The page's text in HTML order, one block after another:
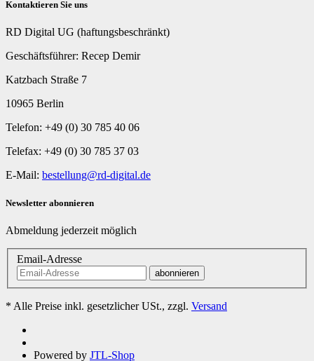
Kontaktieren Sie uns
RD Digital UG (haftungsbeschränkt)
Geschäftsführer: Recep Demir
Katzbach Straße 7
10965 Berlin
Telefon: +49 (0) 30 785 40 06
Telefax: +49 (0) 30 785 37 03
E-Mail: bestellung@rd-digital.de
Newsletter abonnieren
Abmeldung jederzeit möglich
Email-Adresse
abonnieren
* Alle Preise inkl. gesetzlicher USt., zzgl. Versand
Powered by JTL-Shop